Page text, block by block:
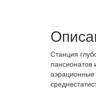
Станция
пансионатов
аэрационные